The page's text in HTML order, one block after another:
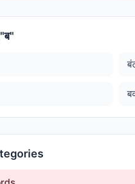
ब"